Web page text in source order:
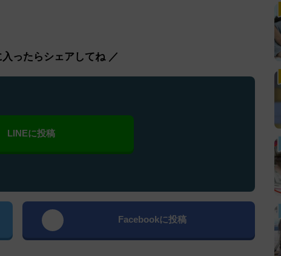
ったらシェアしてね ／
LINEに投稿
Facebookに投稿